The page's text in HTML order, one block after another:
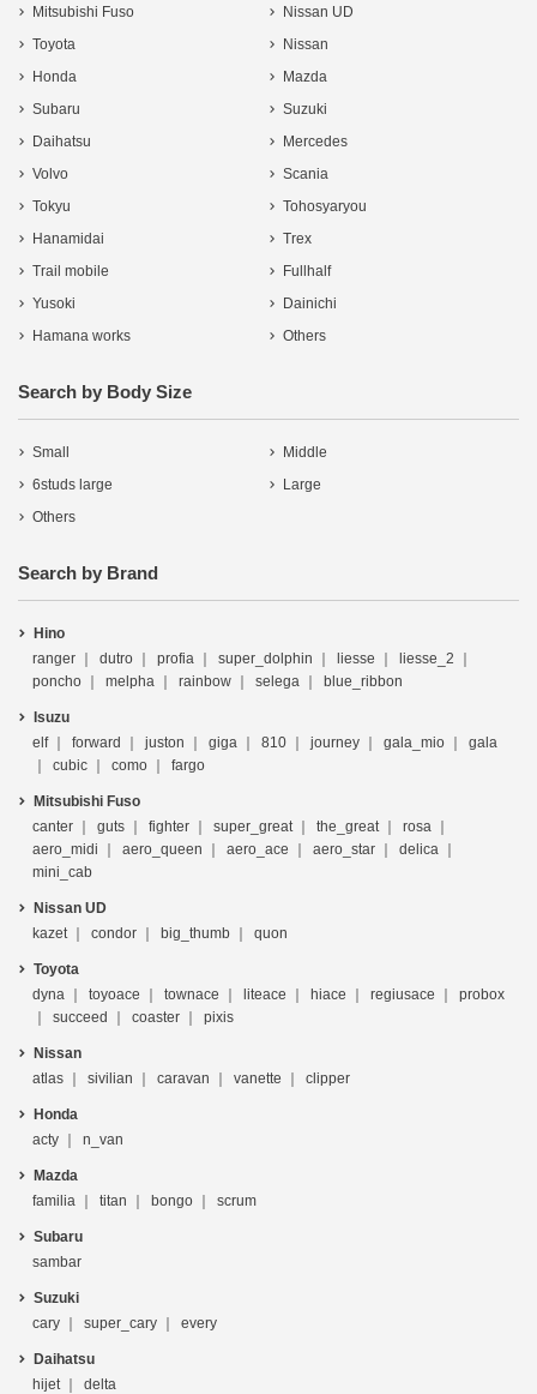
Mitsubishi Fuso
Nissan UD
Toyota
Nissan
Honda
Mazda
Subaru
Suzuki
Daihatsu
Mercedes
Volvo
Scania
Tokyu
Tohosyaryou
Hanamidai
Trex
Trail mobile
Fullhalf
Yusoki
Dainichi
Hamana works
Others
Search by Body Size
Small
Middle
6studs large
Large
Others
Search by Brand
Hino
ranger
dutro profia super_dolphin liesse
liesse_2
poncho
melpha rainbow selega blue_ribbon
Isuzu
elf
forward juston giga 810 journey gala_mio
gala
cubic
como fargo
Mitsubishi Fuso
canter
guts fighter super_great the_great
rosa
aero_midi
aero_queen aero_ace aero_star
delica
mini_cab
Nissan UD
kazet
condor big_thumb quon
Toyota
dyna
toyoace townace liteace hiace regiusace
probox
succeed
coaster pixis
Nissan
atlas
sivilian caravan vanette clipper
Honda
acty
n_van
Mazda
familia
titan bongo scrum
Subaru
sambar
Suzuki
cary
super_cary every
Daihatsu
hijet
delta